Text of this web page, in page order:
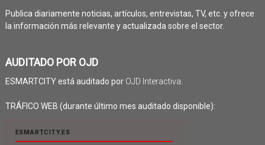
Publica diariamente noticias, artículos, entrevistas, TV, etc. y ofrece
la información más relevante y actualizada sobre el sector.
AUDITADO POR OJD
ESMARTCITY está auditado por OJD Interactiva.
TRÁFICO WEB (durante último mes auditado disponible):